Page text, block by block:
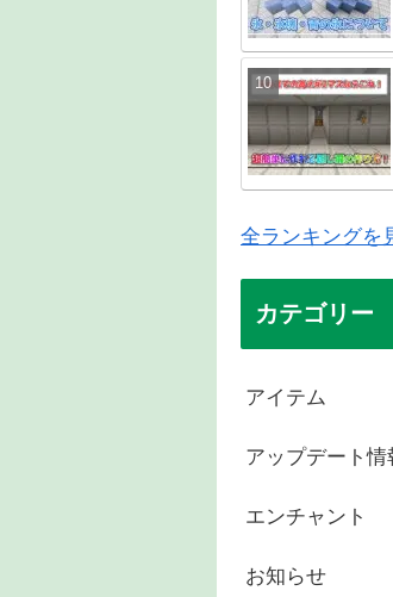
全ランキングを
カテゴリー
アイテム
アップデート情
エンチャント
お知らせ